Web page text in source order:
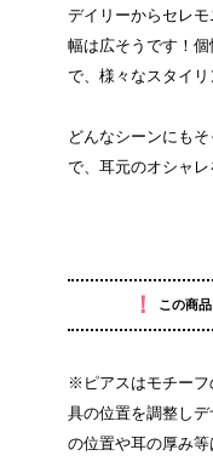
デイリーからセレ
幅は広そうです！
で、様々なスタイ
どんなシーンにも
で、耳元のオシャレ
！ この商
※ピアスはモチーフ
具の位置を調整し
の位置や耳の厚み